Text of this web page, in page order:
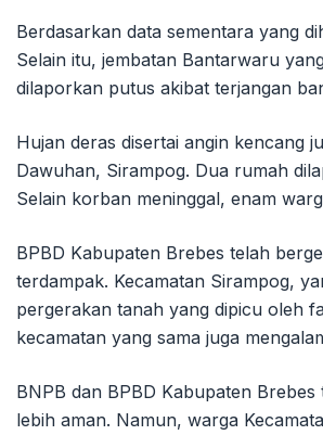
Berdasarkan data sementara yang
Selain itu, jembatan Bantarwaru
dilaporkan putus akibat terjangan
Hujan deras disertai angin kencang
Dawuhan, Sirampog. Dua rumah
Selain korban meninggal, enam
BPBD Kabupaten Brebes telah
terdampak. Kecamatan Sirampog,
pergerakan tanah yang dipicu oleh
kecamatan yang sama juga
BNPB dan BPBD Kabupaten
lebih aman. Namun, warga